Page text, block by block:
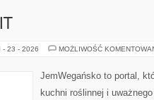
- 23 - 2026 MOŻLIWOŚĆ
JemWegańsko to portal,
kuchni roślinnej i